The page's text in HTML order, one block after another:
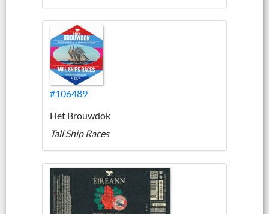
#106489
Het Brouwdok
Tall Ship Races